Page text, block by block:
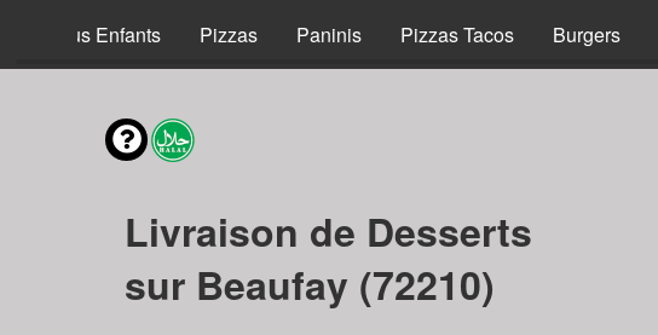
Menus Enfants Pizzas Paninis Pizzas Tacos Burgers
Livraison de Desserts
sur Beaufay (72210)